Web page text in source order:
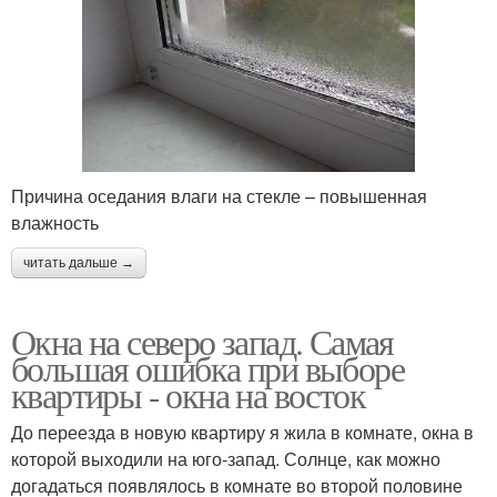
Причина оседания влаги на стекле – повышенная
влажность
читать дальше →
Окна на северо запад. Самая
большая ошибка при выборе
квартиры - окна на восток
До переезда в новую квартиру я жила в комнате, окна в
которой выходили на юго-запад. Солнце, как можно
догадаться появлялось в комнате во второй половине